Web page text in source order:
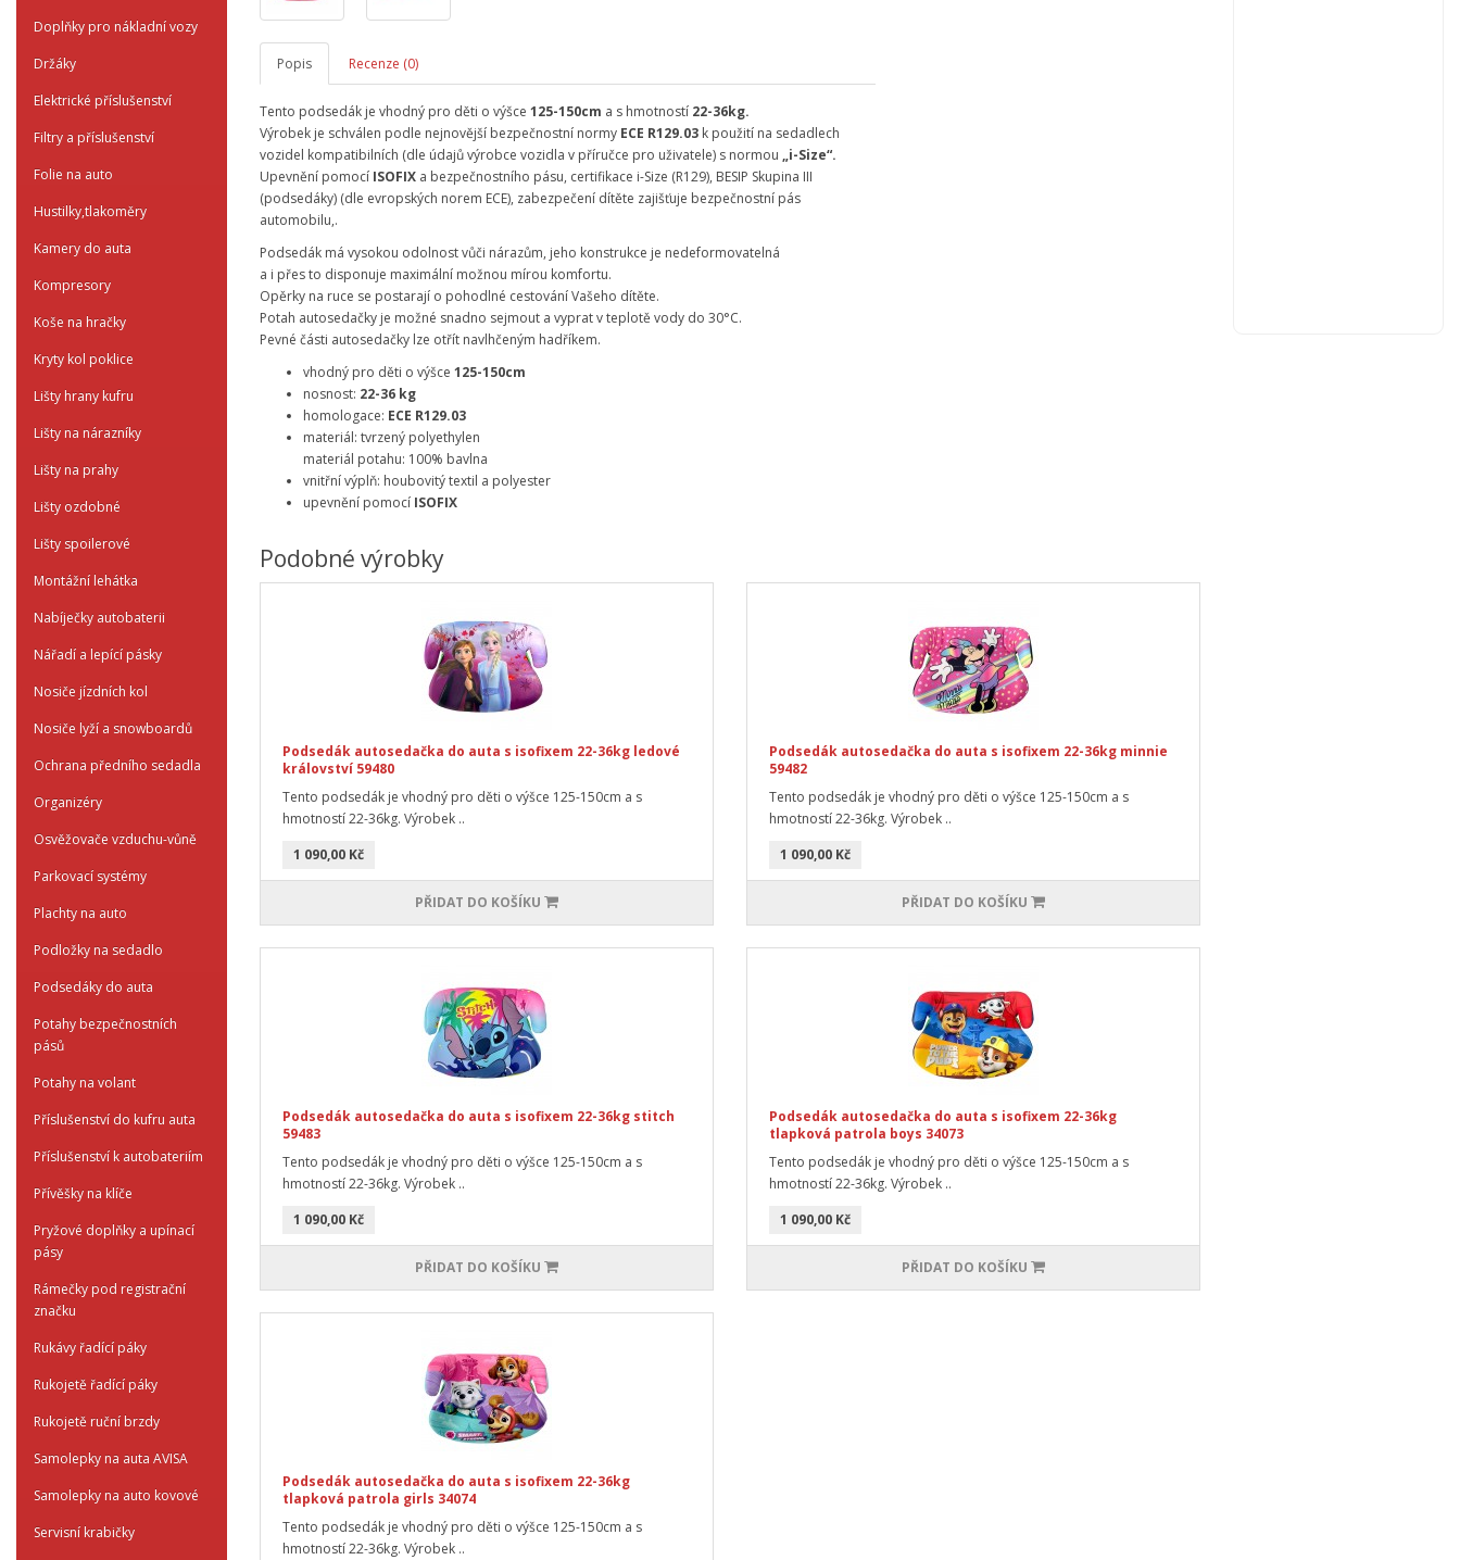
Doplňky pro nákladní vozy
Držáky
Elektrické příslušenství
Filtry a příslušenství
Folie na auto
Hustilky,tlakoměry
Kamery do auta
Kompresory
Koše na hračky
Kryty kol poklice
Lišty hrany kufru
Lišty na nárazníky
Lišty na prahy
Lišty ozdobné
Lišty spoilerové
Montážní lehátka
Nabíječky autobaterii
Nářadí a lepící pásky
Nosiče jízdních kol
Nosiče lyží a snowboardů
Ochrana předního sedadla
Organizéry
Osvěžovače vzduchu-vůně
Parkovací systémy
Plachty na auto
Podložky na sedadlo
Podsedáky do auta
Potahy bezpečnostních
pásů
Potahy na volant
Příslušenství do kufru auta
Příslušenství k autobateriím
Přívěšky na klíče
Pryžové doplňky a upínací
pásy
Rámečky pod registrační
značku
Rukávy řadící páky
Rukojetě řadící páky
Rukojetě ruční brzdy
Samolepky na auta AVISA
Samolepky na auto kovové
Servisní krabičky
Popis Recenze (0)
Tento podsedák je vhodný pro děti o výšce 125-150cm a s hmotností 22-36kg.
Výrobek je schválen podle nejnovější bezpečnostní normy ECE R129.03 k použití na sedadlech
vozidel kompatibilních (dle údajů výrobce vozidla v příručce pro uživatele) s normou „i-Size“.
Upevnění pomocí ISOFIX a bezpečnostního pásu, certifikace i-Size (R129), BESIP Skupina III
(podsedáky) (dle evropských norem ECE), zabezpečení dítěte zajišťuje bezpečnostní pás
automobilu,.
Podsedák má vysokou odolnost vůči nárazům, jeho konstrukce je nedeformovatelná
a i přes to disponuje maximální možnou mírou komfortu.
Opěrky na ruce se postarají o pohodlné cestování Vašeho dítěte.
Potah autosedačky je možné snadno sejmout a vyprat v teplotě vody do 30°C.
Pevné části autosedačky lze otřít navlhčeným hadříkem.
vhodný pro děti o výšce 125-150cm
nosnost: 22-36 kg
homologace: ECE R129.03
materiál: tvrzený polyethylen
materiál potahu: 100% bavlna
vnitřní výplň: houbovitý textil a polyester
upevnění pomocí ISOFIX
Podobné výrobky
Podsedák autosedačka do auta s isofixem 22-36kg ledové
království 59480
Tento podsedák je vhodný pro děti o výšce 125-150cm a s
hmotností 22-36kg. Výrobek ..
1 090,00 Kč
PŘIDAT DO KOŠÍKU
Podsedák autosedačka do auta s isofixem 22-36kg minnie
59482
Tento podsedák je vhodný pro děti o výšce 125-150cm a s
hmotností 22-36kg. Výrobek ..
1 090,00 Kč
PŘIDAT DO KOŠÍKU
Podsedák autosedačka do auta s isofixem 22-36kg stitch
59483
Tento podsedák je vhodný pro děti o výšce 125-150cm a s
hmotností 22-36kg. Výrobek ..
1 090,00 Kč
PŘIDAT DO KOŠÍKU
Podsedák autosedačka do auta s isofixem 22-36kg
tlapková patrola boys 34073
Tento podsedák je vhodný pro děti o výšce 125-150cm a s
hmotností 22-36kg. Výrobek ..
1 090,00 Kč
PŘIDAT DO KOŠÍKU
Podsedák autosedačka do auta s isofixem 22-36kg
tlapková patrola girls 34074
Tento podsedák je vhodný pro děti o výšce 125-150cm a s
hmotností 22-36kg. Výrobek ..